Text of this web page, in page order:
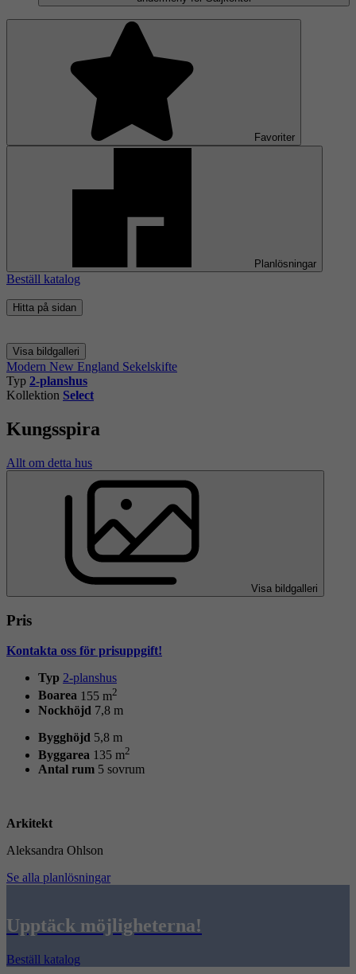
Favoriter
Planlösningar
Beställ katalog
Hitta på sidan
Visa bildgalleri
Modern New England Sekelskifte
Typ 2-planshus
Kollektion Select
Kungsspira
Allt om detta hus
Visa bildgalleri
Pris
Kontakta oss för prisuppgift!
Typ 2-planshus
Boarea 155 m2
Nockhöjd 7,8 m
Bygghöjd 5,8 m
Byggarea 135 m2
Antal rum 5 sovrum
Arkitekt
Aleksandra Ohlson
Se alla planlösningar
Upptäck möjligheterna!
Beställ katalog